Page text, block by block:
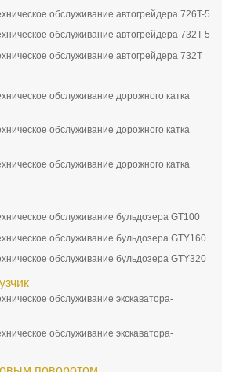
обслуживание автогрейдера 726T-5
обслуживание автогрейдера 732T-5
обслуживание автогрейдера 732T
обслуживание дорожного катка
обслуживание дорожного катка
обслуживание дорожного катка
обслуживание бульдозера GT100
обслуживание бульдозера GTY160
обслуживание бульдозера GTY320
обслуживание экскаватора-
обслуживание экскаватора-